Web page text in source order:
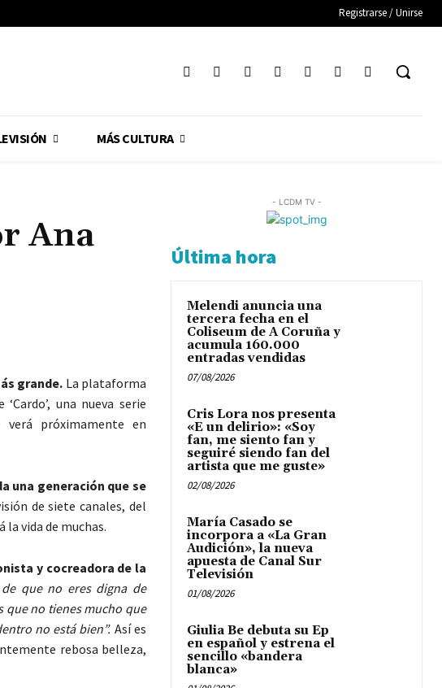
Registrarse / Unirse
MÁS CULTURA
Ana
grande. La plataforma
una nueva serie
verá próximamente en
una generación que se
de siete canales, del
la vida de muchas.
y cocreadora de la
que no eres digna de
que no tienes mucho que
no está bien”. Así es
rebosa belleza,
- LCDM TV -
Última hora
Melendi anuncia una
tercera fecha en el
Coliseum de A Coruña y
acumula 160.000
entradas vendidas
07/08/2026
Cris Lora nos presenta
«E un delirio»: «Soy
fan, me siento fan y
seguiré siendo fan del
artista que me guste»
02/08/2026
María Casado se
incorpora a «La Gran
Audición», la nueva
apuesta de Canal Sur
Televisión
01/08/2026
Giulia Be debuta su Ep
en español y estrena el
sencillo «bandera
blanca»